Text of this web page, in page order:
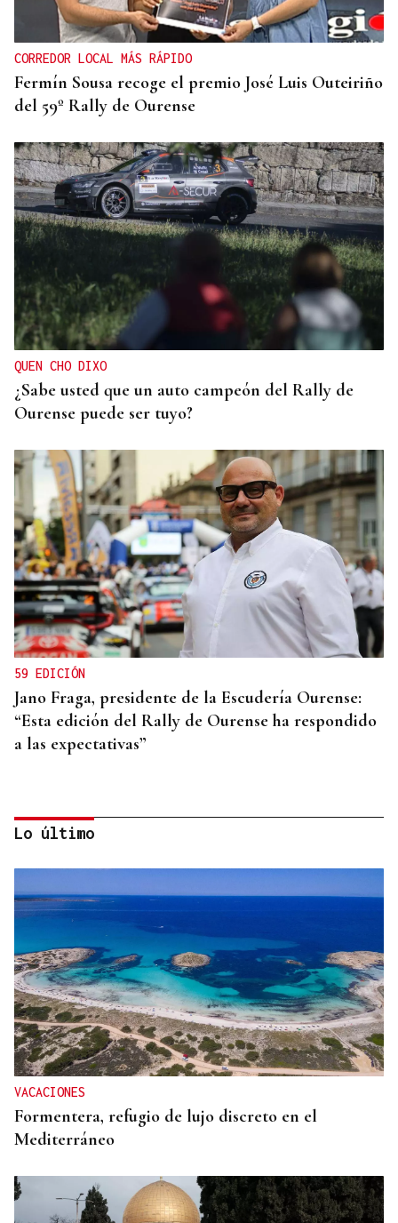
CORREDOR LOCAL MÁS RÁPIDO
Fermín Sousa recoge el premio José Luis Outeiriño
del 59º Rally de Ourense
QUEN CHO DIXO
¿Sabe usted que un auto campeón del Rally de
Ourense puede ser tuyo?
59 EDICIÓN
Jano Fraga, presidente de la Escudería Ourense:
“Esta edición del Rally de Ourense ha respondido
a las expectativas”
SU PESO EN ORO
Rally de Ourense: esta joya no necesita caja fuerte
Lo último
VACACIONES
Formentera, refugio de lujo discreto en el
Mediterráneo